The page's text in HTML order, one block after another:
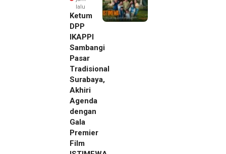
lalu
Ketum
DPP
IKAPPI
Sambangi
Pasar
Tradisional
Surabaya,
Akhiri
Agenda
dengan
Gala
Premier
Film